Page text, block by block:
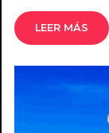
LEER MÁS